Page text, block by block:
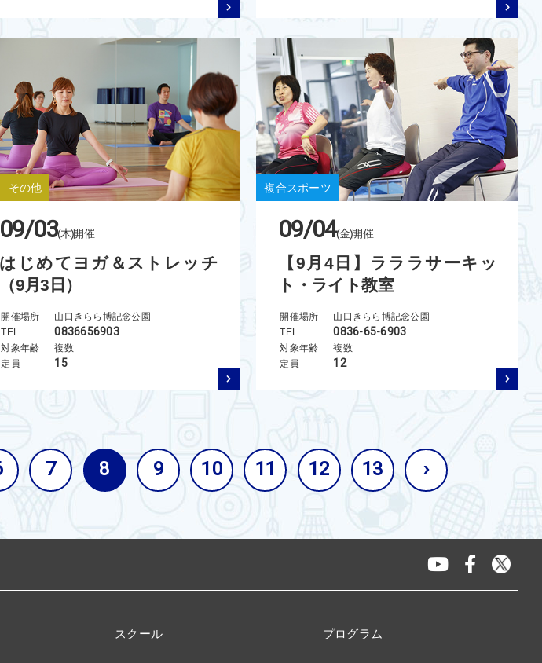
その他
09/03(木)開催
はじめてヨガ＆ストレッチ
（9月3日）
開催場所
山口きらら博記念公園
TEL
0836656903
対象年齢
複数
定員
15
複合スポーツ
09/04(金)開催
【9月4日】ラララサーキッ
ト・ライト教室
開催場所
山口きらら博記念公園
TEL
0836-65-6903
対象年齢
複数
定員
12
7 8 9 10 11 12 13 ›
スクール プログラム